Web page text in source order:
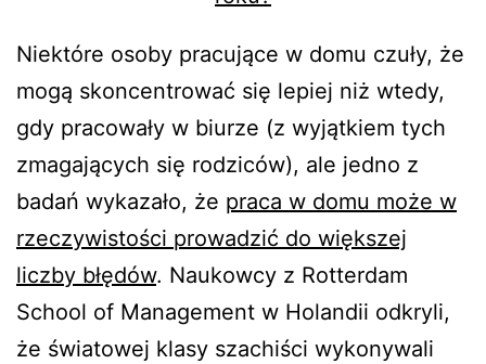
Niektóre osoby pracujące w domu czuły, że
mogą skoncentrować się lepiej niż wtedy,
gdy pracowały w biurze (z wyjątkiem tych
zmagających się rodziców), ale jedno z
badań wykazało, że praca w domu może w
rzeczywistości prowadzić do większej
liczby błędów. Naukowcy z Rotterdam
School of Management w Holandii odkryli,
że światowej klasy szachiści wykonywali